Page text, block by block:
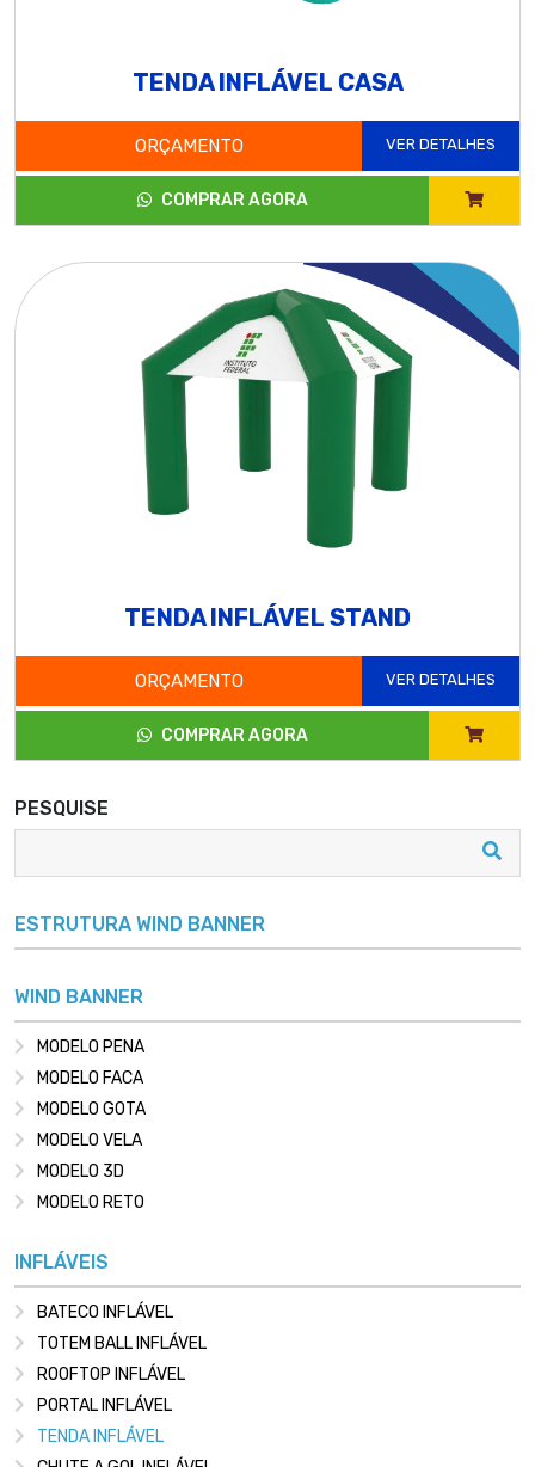
PESQUISE
ESTRUTURA WIND BANNER
WIND BANNER
MODELO PENA
MODELO FACA
MODELO GOTA
MODELO VELA
MODELO 3D
MODELO RETO
INFLÁVEIS
BATECO INFLÁVEL
TOTEM BALL INFLÁVEL
ROOFTOP INFLÁVEL
PORTAL INFLÁVEL
TENDA INFLÁVEL
TENDA INFLÁVEL CASA
ORÇAMENTO VER DETALHES
COMPRAR AGORA
TENDA INFLÁVEL STAND
ORÇAMENTO VER DETALHES
COMPRAR AGORA